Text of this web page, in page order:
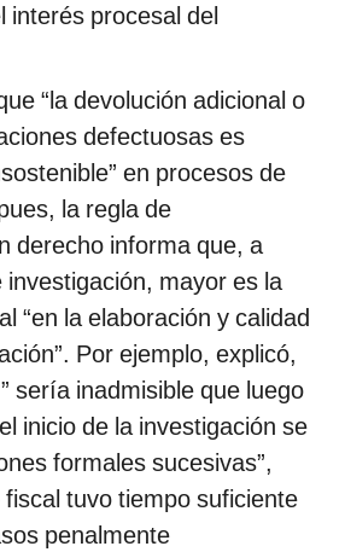
interés procesal del
“la devolución adicional o
defectuosas es
en procesos de
la regla de
derecho informa que, a
mayor es la
“en la elaboración y calidad
Por ejemplo, explicó,
sería inadmisible que luego
inicio de la investigación se
formales sucesivas”,
tuvo tiempo suficiente
penalmente